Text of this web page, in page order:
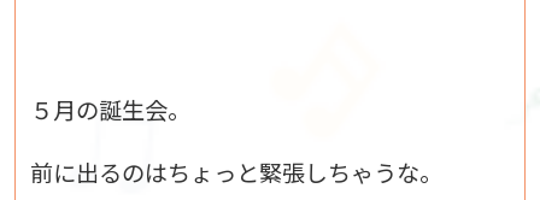
５月の誕生会。
前に出るのはちょっと緊張しちゃうな。